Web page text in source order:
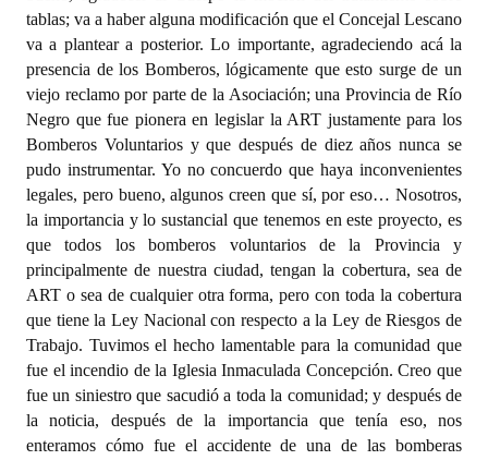
tablas; va a haber alguna modificación que el Concejal Lescano
va a plantear a posterior. Lo importante, agradeciendo acá la
presencia de los Bomberos, lógicamente que esto surge de un
viejo reclamo por parte de la Asociación; una Provincia de Río
Negro que fue pionera en legislar la ART justamente para los
Bomberos Voluntarios y que después de diez años nunca se
pudo instrumentar. Yo no concuerdo que haya inconvenientes
legales, pero bueno, algunos creen que sí, por eso… Nosotros,
la importancia y lo sustancial que tenemos en este proyecto, es
que todos los bomberos voluntarios de la Provincia y
principalmente de nuestra ciudad, tengan la cobertura, sea de
ART o sea de cualquier otra forma, pero con toda la cobertura
que tiene la Ley Nacional con respecto a la Ley de Riesgos de
Trabajo. Tuvimos el hecho lamentable para la comunidad que
fue el incendio de la Iglesia Inmaculada Concepción. Creo que
fue un siniestro que sacudió a toda la comunidad; y después de
la noticia, después de la importancia que tenía eso, nos
enteramos cómo fue el accidente de una de las bomberas